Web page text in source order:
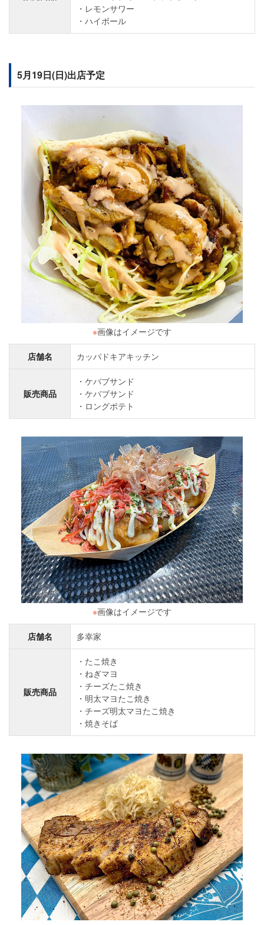
レモンサワー
ハイボール
5月19日(日)出店予定
※画像はイメージです
店舗名 カッパドキアキッチン
販売商品
ケバブサンド
ケバブサンド
ロングポテト
※画像はイメージです
店舗名 多幸家
販売商品
たこ焼き
ねぎマヨ
チーズたこ焼き
明太マヨたこ焼き
チーズ明太マヨたこ焼き
焼きそば